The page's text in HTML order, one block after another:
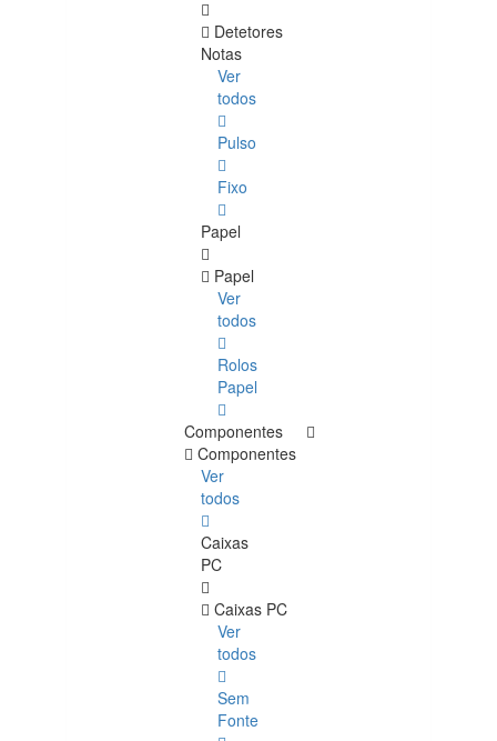
Detetores
Notas
Ver
todos
Pulso
Fixo
Papel
Papel
Ver
todos
Rolos
Papel
Componentes
Componentes
Ver
todos
Caixas
PC
Caixas PC
Ver
todos
Sem
Fonte